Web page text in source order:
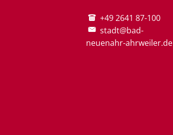
+49 2641 87-100
stadt@bad-
neuenahr-ahrweiler.de